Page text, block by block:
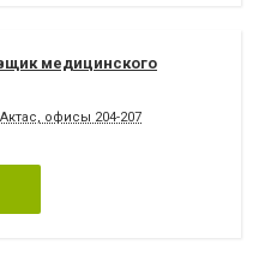
медицинского
офисы 204-207